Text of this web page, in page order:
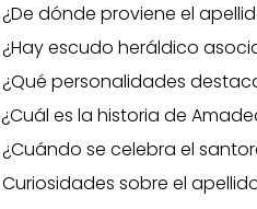
¿De dónde proviene el
¿Hay escudo heráldico
¿Qué personalidades
¿Cuál es la historia de
¿Cuándo se celebra el
Curiosidades sobre el